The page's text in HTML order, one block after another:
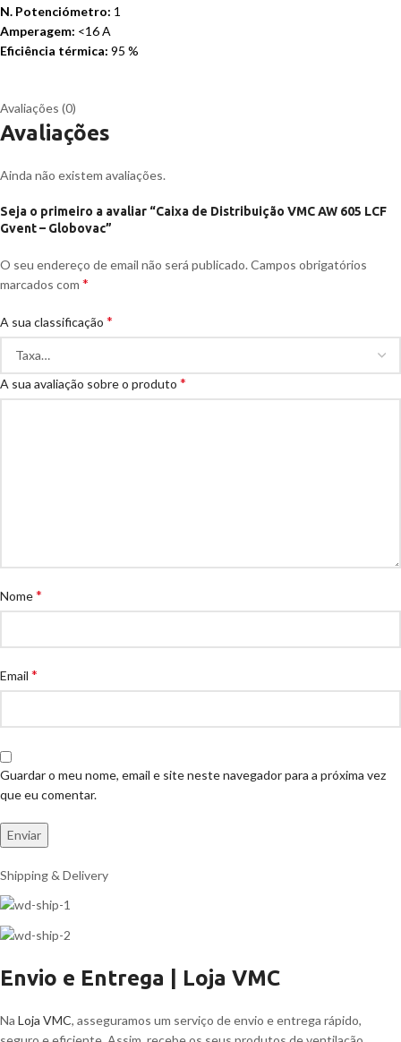
N. Potenciómetro: 1
Amperagem: <16 A
Eficiência térmica: 95 %
Avaliações (0)
Avaliações
Ainda não existem avaliações.
Seja o primeiro a avaliar “Caixa de Distribuição VMC AW 605 LCF
Gvent – Globovac”
O seu endereço de email não será publicado. Campos obrigatórios
marcados com *
A sua classificação *
A sua avaliação sobre o produto *
Nome*
Email *
Guardar o meu nome, email e site neste navegador para a próxima vez
que eu comentar.
Shipping & Delivery
Envio e Entrega | Loja VMC
Na Loja VMC, asseguramos um serviço de envio e entrega rápido,